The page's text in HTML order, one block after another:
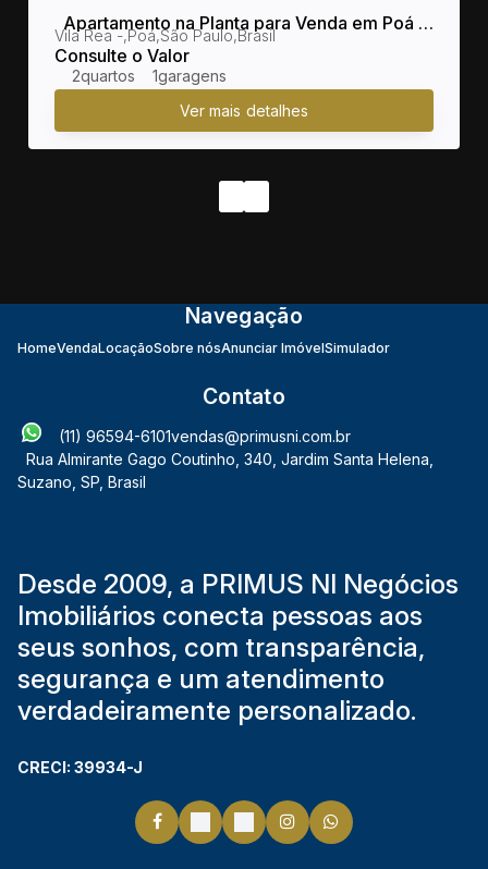
Apartamento na Planta para Venda em Poá /
SP no bairro Vila Rea
Consulte o Valor
Vila Rea ,Poá,São Paulo,Brasil
2 1
Navegação
HomeVendaLocaçãoSobre nósAnunciar ImóvelSimulador
Contato
(11) 96594-6101vendas@primusni.com.br
Rua Almirante Gago Coutinho 340 Jardim Santa Helena
Suzano SP Brasil
Desde 2009, a PRIMUS NI Negócios
Imobiliários conecta pessoas aos
seus sonhos, com transparência,
segurança e um atendimento
verdadeiramente personalizado.
CRECI: 39934-J